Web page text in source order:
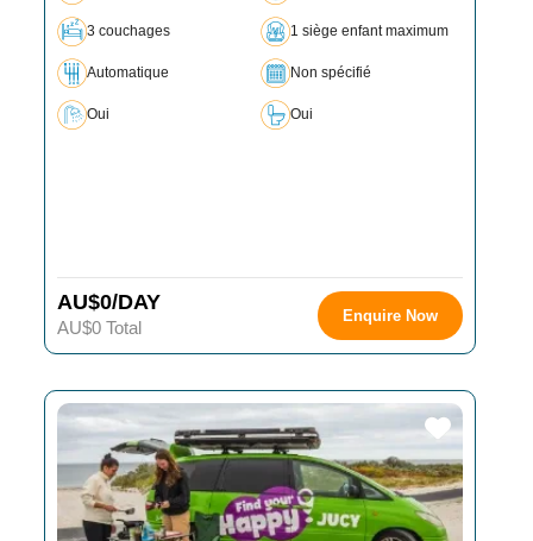
3 couchages 1 siège enfant maximum
Automatique Non spécifié
Oui Oui
AU$0/DAY
AU$0 Total
Enquire Now